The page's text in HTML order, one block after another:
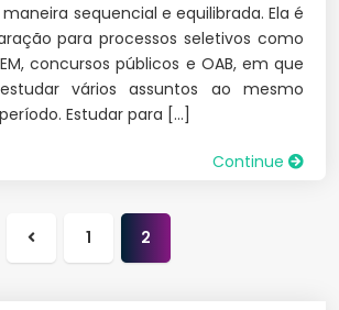
sequencial e equilibrada. Ela é
para processos seletivos como
concursos públicos e OAB, em que
vários assuntos ao mesmo
Estudar para […]
Continue
1 2